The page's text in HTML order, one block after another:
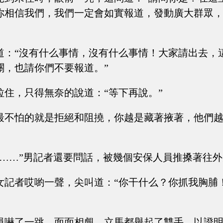
相信我們，我們一定會如實報道，發動廣大群眾
：“沒有什么事情，沒有什么事情！大家請出去，
，也請你們不要報道。”
住，只得無奈的說道：“等下再說。”
不怕的就是拒絕和阻撓，你越是藏著掖著，他們
男記者還要問話，被幾個安保人員推搡著往
記者哎喲一聲，尖叫道：“你干什么？你抓我胸脯